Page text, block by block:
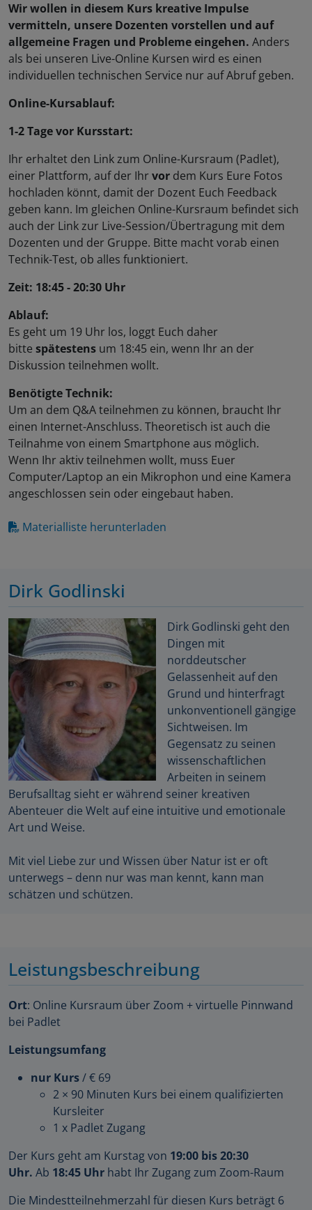
Wir wollen in diesem Kurs kreative Impulse
vermitteln, unsere Dozenten vorstellen und auf
allgemeine Fragen und Probleme eingehen. Anders
als bei unseren Live-Online Kursen wird es einen
individuellen technischen Service nur auf Abruf geben.
Online-Kursablauf:
1-2 Tage vor Kursstart:
Ihr erhaltet den Link zum Online-Kursraum (Padlet),
einer Plattform, auf der Ihrvor dem Kurs Eure Fotos
hochladen könnt, damit der Dozent Euch Feedback
geben kann. Im gleichen Online-Kursraum befindet sich
auch der Link zur Live-Session/Übertragung mit dem
Dozenten und der Gruppe. Bitte macht vorab einen
Technik-Test, ob alles funktioniert.
Zeit: 18:45 - 20:30 Uhr
Ablauf:
Es geht um 19 Uhr los, loggt Euch daher
bitte spätestens um 18:45 ein, wenn Ihr an der
Diskussion teilnehmen wollt.
Benötigte Technik:
Um an dem Q&A teilnehmen zu können, braucht Ihr
einen Internet-Anschluss. Theoretisch ist auch die
Teilnahme von einem Smartphone aus möglich.
Wenn Ihr aktiv teilnehmen wollt, muss Euer
Computer/Laptop an ein Mikrophon und eine Kamera
angeschlossen sein oder eingebaut haben.
Materialliste herunterladen
Dirk Godlinski
Dirk Godlinski geht den
Dingen mit
norddeutscher
Gelassenheit auf den
Grund und hinterfragt
unkonventionell gängige
Sichtweisen. Im
Gegensatz zu seinen
wissenschaftlichen
Arbeiten in seinem
Berufsalltag sieht er während seiner kreativen
Abenteuer die Welt auf eine intuitive und emotionale
Art und Weise.
Mit viel Liebe zur und Wissen über Natur ist er oft
unterwegs – denn nur was man kennt, kann man
schätzen und schützen.
Leistungsbeschreibung
Ort: Online Kursraum über Zoom + virtuelle Pinnwand
bei Padlet
Leistungsumfang
nur Kurs/ € 69
2 × 90 Minuten Kurs bei einem qualifizierten
Kursleiter
1 x Padlet Zugang
Der Kurs geht am Kurstag von 19:00 bis 20:30
Uhr. Ab 18:45 Uhr habt Ihr Zugang zum Zoom-Raum
Die Mindestteilnehmerzahl für diesen Kurs beträgt 6